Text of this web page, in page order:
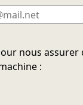
nous assurer
: